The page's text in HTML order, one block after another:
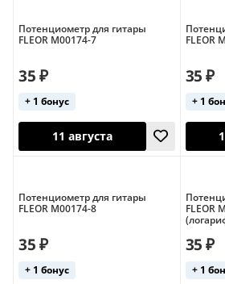
Потенциометр для гитары
FLEOR M00174-7
35 ₽
+ 1 бонус
FLEOR
35 ₽
+ 1
Потенциометр для гитары
FLEOR M00174-8
35 ₽
+ 1 бонус
FLEOR
35 ₽
+ 1